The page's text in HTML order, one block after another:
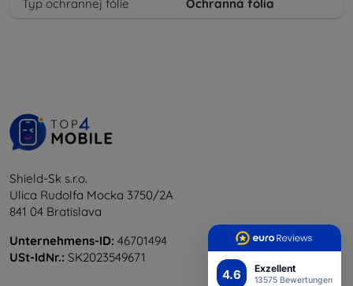
4.6 Exzellent
13575 Bewertungen
Typ ochrannej fólie
Ochranná fólia
Shield-Sk s.r.o.
Ulica Rudolfa Mocka 3750/2A
841 04 Bratislava
Unternehmens-ID: 46701494
USt-IdNr.: SK2023549671